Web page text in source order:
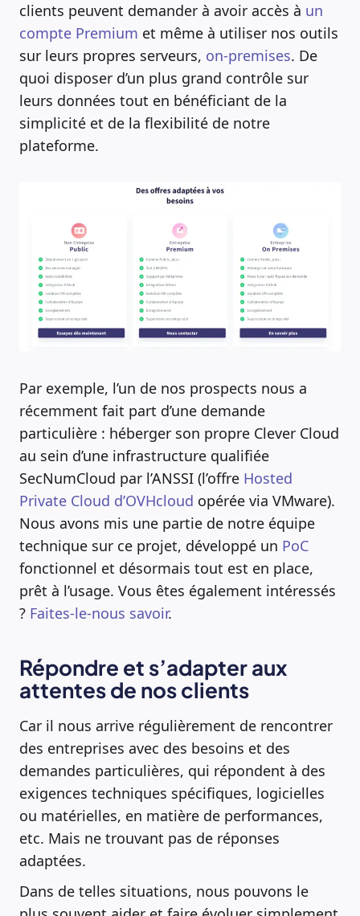
clients peuvent demander à avoir accès à un
compte Premium et même à utiliser nos outils
sur leurs propres serveurs, on-premises. De
quoi disposer d’un plus grand contrôle sur
leurs données tout en bénéficiant de la
simplicité et de la flexibilité de notre
plateforme.
Par exemple, l’un de nos prospects nous a
récemment fait part d’une demande
particulière : héberger son propre Clever Cloud
au sein d’une infrastructure qualifiée
SecNumCloud par l’ANSSI (l’offre Hosted
Private Cloud d’OVHcloud opérée via VMware).
Nous avons mis une partie de notre équipe
technique sur ce projet, développé un PoC
fonctionnel et désormais tout est en place,
prêt à l’usage. Vous êtes également intéressés
? Faites-le-nous savoir.
Répondre et s’adapter aux
attentes de nos clients
Car il nous arrive régulièrement de rencontrer
des entreprises avec des besoins et des
demandes particulières, qui répondent à des
exigences techniques spécifiques, logicielles
ou matérielles, en matière de performances,
etc. Mais ne trouvant pas de réponses
adaptées.
Dans de telles situations, nous pouvons le